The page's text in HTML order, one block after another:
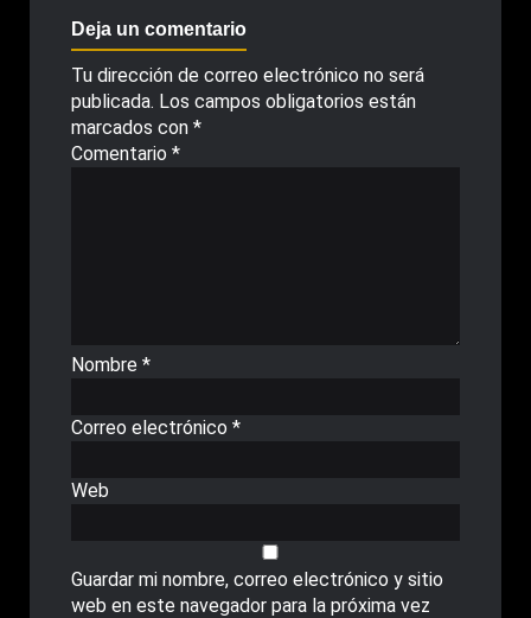
Deja un comentario
Tu dirección de correo electrónico no será
publicada. Los campos obligatorios están
marcados con *
Comentario *
Nombre *
Correo electrónico *
Web
Guardar mi nombre, correo electrónico y sitio
web en este navegador para la próxima vez